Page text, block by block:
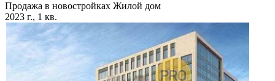
Продажа в новостройках Жилой дом
2023 г., 1 кв.